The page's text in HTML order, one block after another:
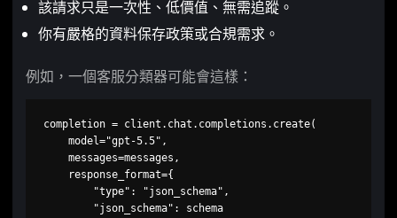
該請求只是一次性、低價值、無需追蹤。
你有嚴格的資料保存政策或合規需求。
例如，一個客服分類器可能會這樣：
completion = client.chat.completions.create(